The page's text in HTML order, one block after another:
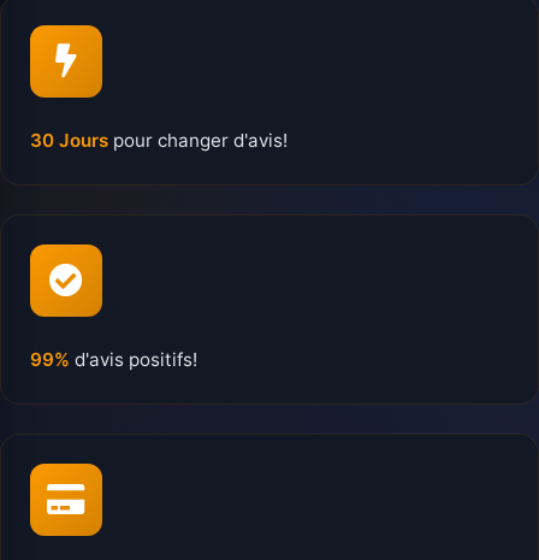
30 Jours pour changer d'avis!
99% d'avis positifs!